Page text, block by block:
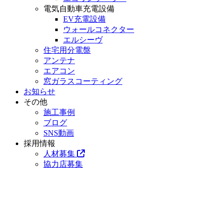
電気自動車充電設備
EV充電設備
ウォールコネクター
エルシーヴ
住宅用分電盤
アンテナ
エアコン
窓ガラスコーティング
お知らせ
その他
施工事例
ブログ
SNS動画
採用情報
人材募集
協力店募集